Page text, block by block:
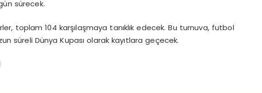
sürecek.
toplam 104 karşılaşmaya tanıklık edecek. Bu turnuva, futbol
süreli Dünya Kupası olarak kayıtlara geçecek.